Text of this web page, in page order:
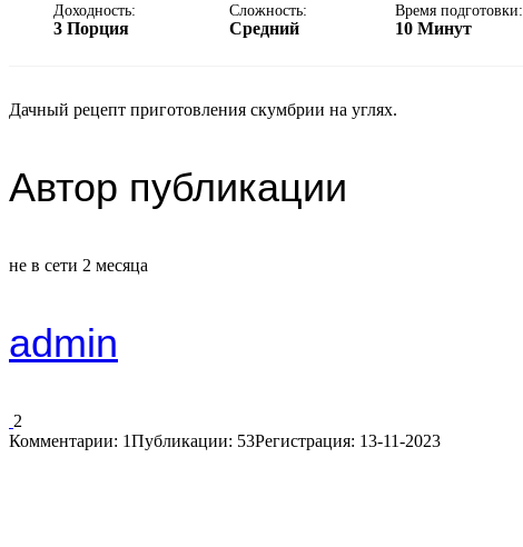
Доходность:
3 Порция
Сложность:
Средний
Время подготовки:
10 Минут
Дачный рецепт приготовления скумбрии на углях.
Автор публикации
не в сети 2 месяца
admin
2
Комментарии: 1Публикации: 53Регистрация: 13-11-2023